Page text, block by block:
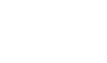
les
zdarma